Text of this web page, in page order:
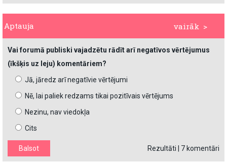
vairāk >
Aptauja
Vai forumā publiski vajadzētu rādīt arī negatīvos vērtējumus
(īkšķis uz leju) komentāriem?
Jā, jāredz arī negatīvie vērtējumi
Nē, lai paliek redzams tikai pozitīvais vērtējums
Nezinu, nav viedokļa
Cits
Rezultāti 7 komentāri